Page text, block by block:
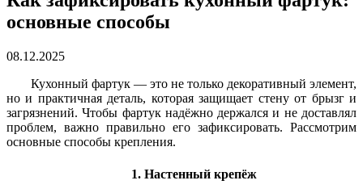
основные способы
08.12.2025
Кухонный фартук — это не только декоративный элемент,
но и практичная деталь, которая защищает стену от брызг и
загрязнений. Чтобы фартук надёжно держался и не доставлял
проблем, важно правильно его зафиксировать. Рассмотрим
основные способы крепления.
1. Настенный крепёж